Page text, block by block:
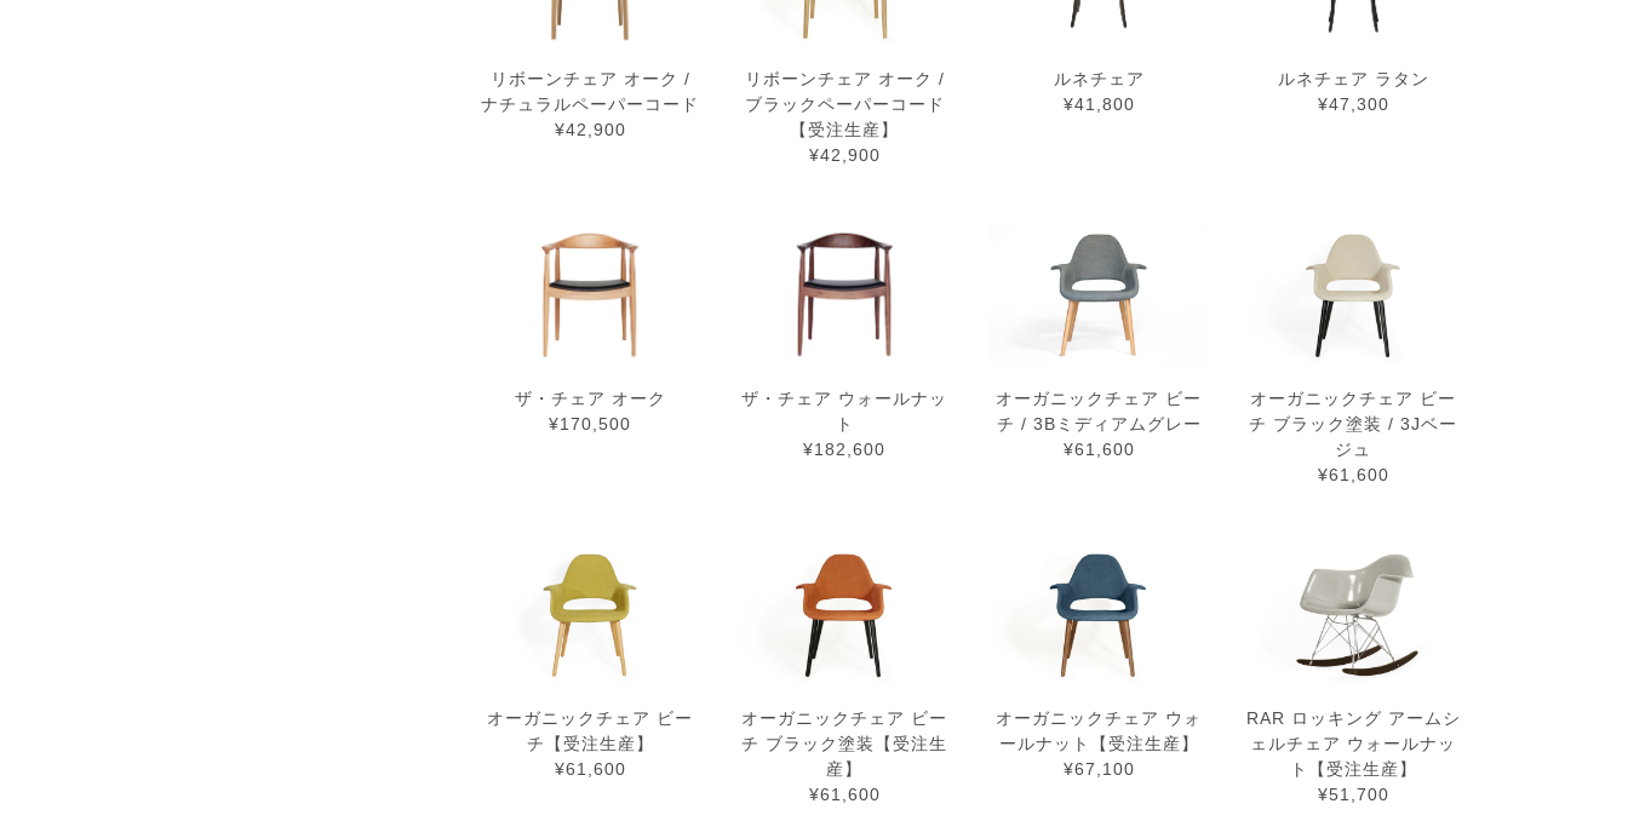
リボーンチェア オーク /
ナチュラルペーパーコード
¥42,900
リボーンチェア オーク /
ブラックペーパーコード
【受注生産】
¥42,900
ルネチェア
¥41,800
ルネチェア ラタン
¥47,300
ザ・チェア オーク
¥170,500
ザ・チェア ウォールナッ
ト
¥182,600
オーガニックチェア ビー
チ / 3Bミディアムグレー
¥61,600
オーガニックチェア ビー
チ ブラック塗装 / 3Jベー
ジュ
¥61,600
オーガニックチェア ビー
チ【受注生産】
¥61,600
オーガニックチェア ビー
チ ブラック塗装【受注生
産】
¥61,600
オーガニックチェア ウォ
ールナット【受注生産】
¥67,100
RAR ロッキング アームシ
ェルチェア ウォールナッ
ト【受注生産】
¥51,700